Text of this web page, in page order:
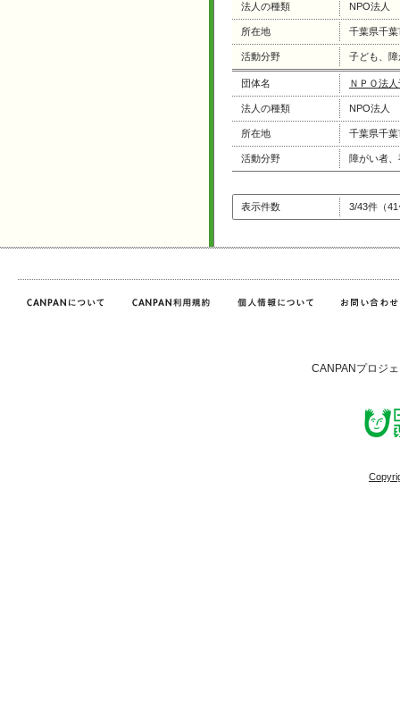
法人の種類 NPO法人
所在地 千葉県千
活動分野 子ども、
団体名 ＮＰＯ法
法人の種類 NPO法人
所在地 千葉県千
活動分野 障がい者、
表示件数 3/43件（
CANPANプロジ